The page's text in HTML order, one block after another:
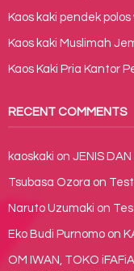
Kaos kaki pendek
Kaos kaki Muslimah
Kaos Kaki Pria Kantor
RECENT COMMENTS
kaoskaki on JENIS DAN
Tsubasa Ozora on
Naruto Uzumaki on
Eko Budi Purnomo on
OM IWAN, TOKO